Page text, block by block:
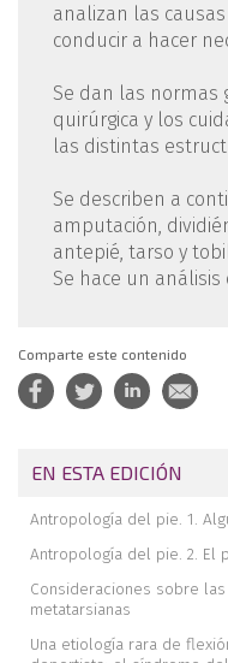
analizan las
conducir a hacer
Se dan las normas
quirúrgica y los
las distintas
Se describen a
amputación,
antepié, tarso y
Se hace un análisis
Comparte este contenido
EN ESTA EDICIÓN
Antropología del pie. 1.
Antropología del pie. 2. El
Consideraciones sobre
metatarsianas
Una etiología rara de